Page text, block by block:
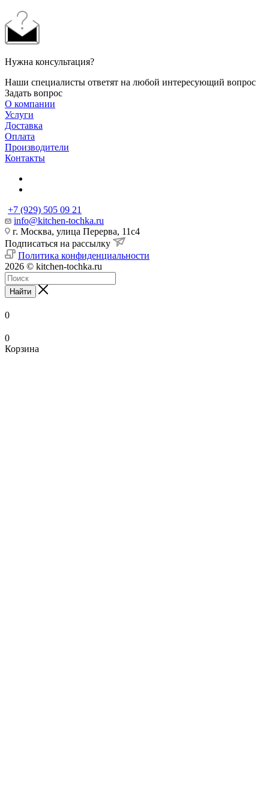
Нужна консультация?
Наши специалисты ответят на любой интересующий вопрос
Задать вопрос
О компании
Услуги
Доставка
Оплата
Производители
Контакты
+7 (929) 505 09 21
info@kitchen-tochka.ru
г. Москва, улица Перерва, 11с4
Подписаться на рассылку
Политика конфиденциальности
2026 © kitchen-tochka.ru
Найти
0
0
Корзина